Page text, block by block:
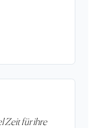
Zeit für ihre